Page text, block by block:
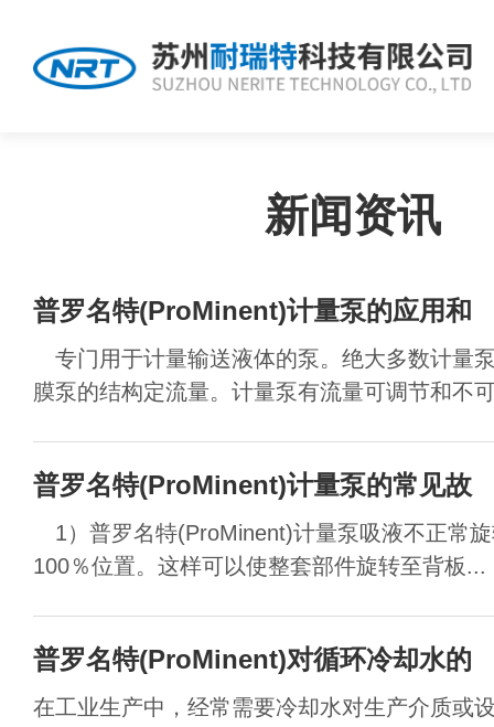
新闻资讯
普罗名特(ProMinent)计量泵的应用和
专门用于计量输送液体的泵。绝大多数计量
膜泵的结构定流量。计量泵有流量可调节和不
普罗名特(ProMinent)计量泵的常见故
1）普罗名特(ProMinent)计量泵吸液不正常
100％位置。这样可以使整套部件旋转至背板...
普罗名特(ProMinent)对循环冷却水的
在工业生产中，经常需要冷却水对生产介质或